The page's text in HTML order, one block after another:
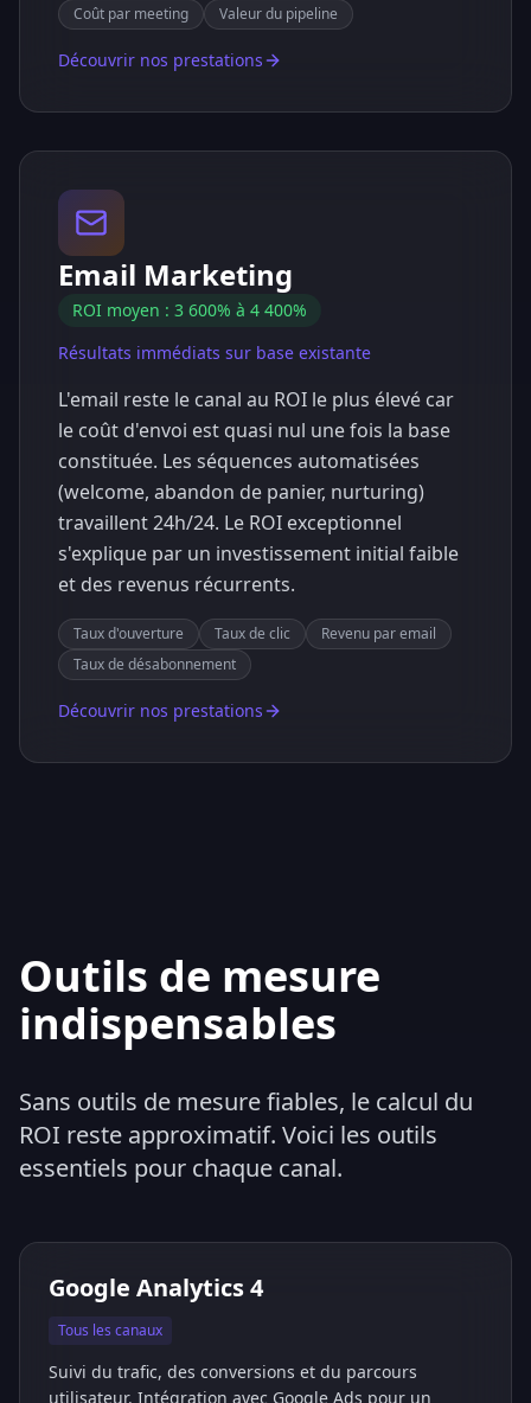
Coût par meeting
Valeur du pipeline
Découvrir nos prestations
Email Marketing
ROI moyen : 3 600% à 4 400%
Résultats immédiats sur base existante
L'email reste le canal au ROI le plus élevé car
le coût d'envoi est quasi nul une fois la base
constituée. Les séquences automatisées
(welcome, abandon de panier, nurturing)
travaillent 24h/24. Le ROI exceptionnel
s'explique par un investissement initial faible
et des revenus récurrents.
Taux d'ouverture Taux de clic
Revenu par email
Taux de désabonnement
Découvrir nos prestations
Outils de mesure
indispensables
Sans outils de mesure fiables, le calcul du
ROI reste approximatif. Voici les outils
essentiels pour chaque canal.
Google Analytics 4
Tous les canaux
Suivi du trafic, des conversions et du parcours
utilisateur. Intégration avec Google Ads pour un